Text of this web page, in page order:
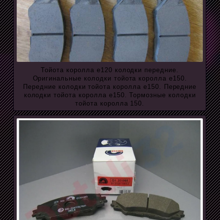
Тойота королла е120 колодки передние.
Оригинальные колодки тойота королла е150.
Передние колодки тойота королла е150. Передние
колодки тойота королла е150. Тормозные колодки
тойота королла 150.